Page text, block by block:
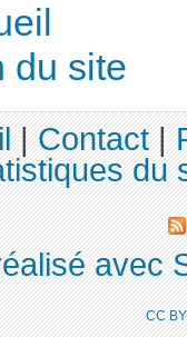
du site
|Contact|
du
avec
CC